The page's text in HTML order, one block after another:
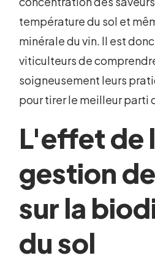
température du sol et
minérale du vin. Il est
viticulteurs de
soigneusement leurs
pour tirer le meilleur parti
L'effet de
gestion
sur la
du sol